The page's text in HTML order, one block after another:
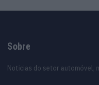
Sobre
Noticias do setor automóvel,